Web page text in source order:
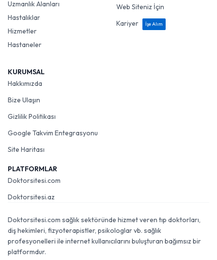
Uzmanlık Alanları
Hastalıklar
Hizmetler
Hastaneler
Web Siteniz İçin
Kariyer
İşe Alım
KURUMSAL
Hakkımızda
Bize Ulaşın
Gizlilik Politikası
Google Takvim Entegrasyonu
Site Haritası
PLATFORMLAR
Doktorsitesi.com
Doktorsitesi.az
Doktorsitesi.com sağlık sektöründe hizmet veren tıp doktorları,
diş hekimleri, fizyoterapistler, psikologlar vb. sağlık
profesyonelleri ile internet kullanıcılarını buluşturan bağımsız bir
platformdur.